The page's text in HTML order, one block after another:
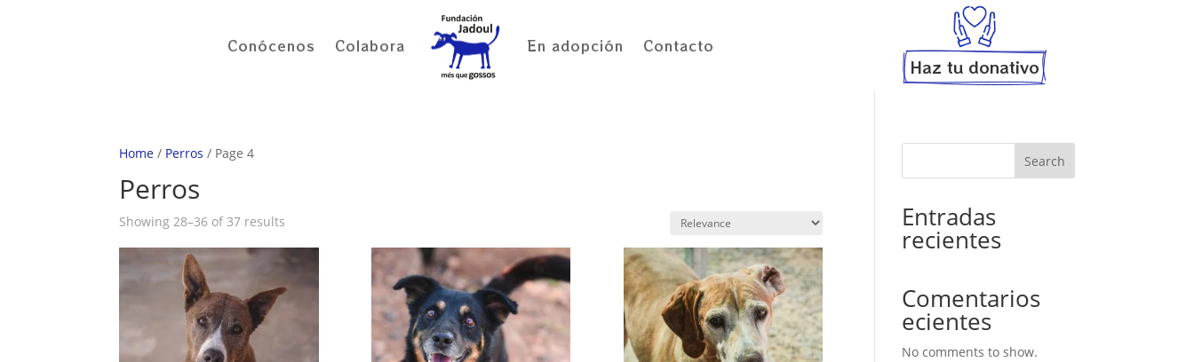
Conócenos Colabora En adopción Contacto
Haz tu donativo
Home / Perros / Page 4
Perros
Showing 28–36 of 37 results
Search
Entradas
recientes
Comentarios
ecientes
No comments to show.